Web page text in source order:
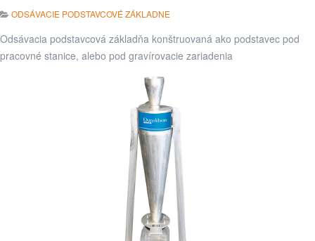
ODSÁVACIE PODSTAVCOVÉ ZÁKLADNE
Odsávacia podstavcová základňa konštruovaná ako podstavec pod
pracovné stanice, alebo pod gravírovacie zariadenia